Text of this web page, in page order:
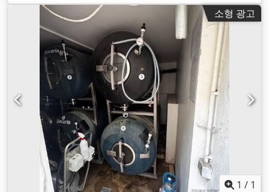
소형 광고
1 / 1